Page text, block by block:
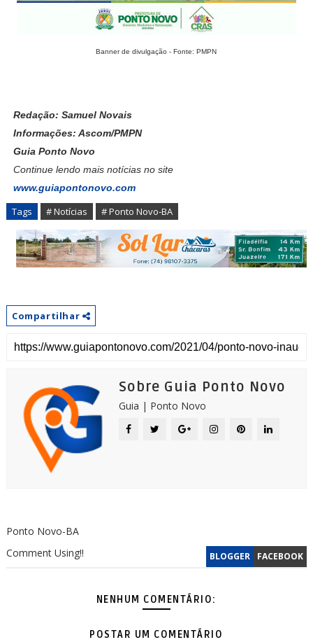
Banner de divulgação - Fonte: PMPN
Redação: Samuel Novais
Informações: Ascom/PMPN
Guia Ponto Novo
Continue lendo mais notícias no site
www.guiapontonovo.com
Tags # Notícias # Ponto Novo-BA
Compartilhar
Sobre Guia Ponto Novo
Guia | Ponto Novo
Ponto Novo-BA
BLOGGER FACEBOOK
Comment Using!!
NENHUM COMENTÁRIO:
POSTAR UM COMENTÁRIO